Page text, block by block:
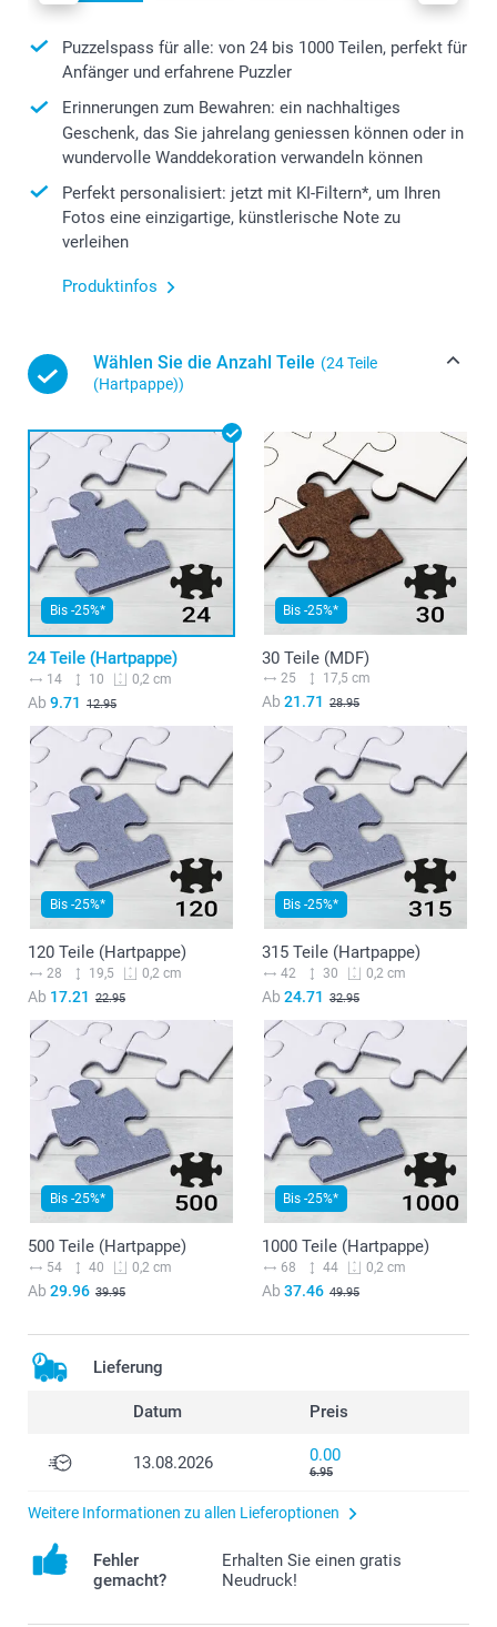
Puzzelspass für alle: von 24 bis 1000 Teilen, perfekt für
Anfänger und erfahrene Puzzler
Erinnerungen zum Bewahren: ein nachhaltiges
Geschenk, das Sie jahrelang geniessen können oder in
wundervolle Wanddekoration verwandeln können
Perfekt personalisiert: jetzt mit KI-Filtern*, um Ihren
Fotos eine einzigartige, künstlerische Note zu
verleihen
Produktinfos
Wählen Sie die Anzahl Teile (24 Teile
(Hartpappe))
Bis -25%*
24 Teile (Hartpappe)
14 10 0,2 cm
Ab 9.71 12.95
Bis -25%*
30 Teile (MDF)
25 17,5 cm
Ab 21.71 28.95
Bis -25%*
120 Teile (Hartpappe)
28 19,5 0,2 cm
Ab 17.21 22.95
Bis -25%*
315 Teile (Hartpappe)
42 30 0,2 cm
Ab 24.71 32.95
Bis -25%*
500 Teile (Hartpappe)
54 40 0,2 cm
Ab 29.96 39.95
Bis -25%*
1000 Teile (Hartpappe)
68 44 0,2 cm
Ab 37.46 49.95
Lieferung
Datum Preis
13.08.2026 0.00
6.95
Weitere Informationen zu allen Lieferoptionen
Fehler
gemacht?
Erhalten Sie einen gratis
Neudruck!